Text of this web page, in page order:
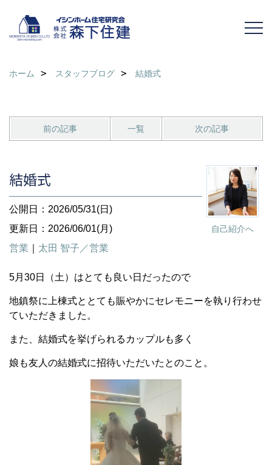
ホーム スタッフブログ 結婚式
前の記事 一覧 次の記事
自己紹介へ
結婚式
公開日：2026/05/31(日)
更新日：2026/06/01(月)
営業
太田 智子／営業
5月30日（土）はとても良い日だったので
地鎮祭に上棟式ととても賑やかにセレモニーを執り行わせ
ていただきました。
また、結婚式を挙げられるカップルも多く
娘も友人の結婚式に招待いただいたとのこと。